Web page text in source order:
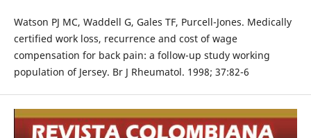
Watson PJ MC, Waddell G, Gales TF, Purcell-Jones. Medically
certified work loss, recurrence and cost of wage
compensation for back pain: a follow-up study working
population of Jersey. Br J Rheumatol. 1998; 37:82-6